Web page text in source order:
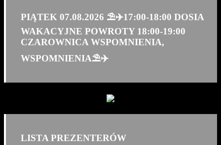
PIĄTEK 07.08.2026 ⛱️✈️17:00-18:00 DOSIA
WAKACYJNE POWROTY 18:00-19:00
CZAROWNICA WSPOMNIENIA,
WSPOMNIENIA⛱️✈️
LISTA PREZENTERÓW